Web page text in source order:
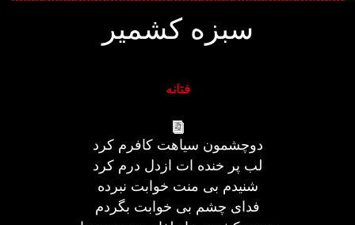
سبزه کشمیر
فتانه
دوچشمون سیاهت کافرم کرد
لب پر خنده ات ازدل درم کرد
شنیدم بی منت خوابت نبرده
فدای چشم بی خوابت بگردم